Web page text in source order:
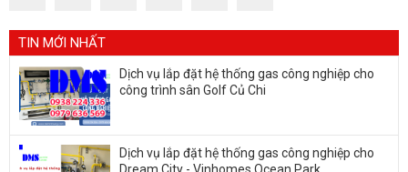
TIN MỚI NHẤT
Dịch vụ lắp đặt hệ thống gas công nghiệp cho
công trình sân Golf Củ Chi
Dịch vụ lắp đặt hệ thống gas công nghiệp cho
HOÀN THÀNH
0938.224.336